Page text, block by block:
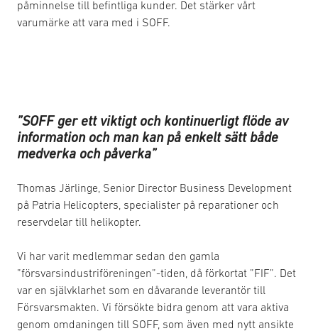
påminnelse till befintliga kunder. Det stärker vårt
varumärke att vara med i SOFF.
”SOFF ger ett viktigt och kontinuerligt flöde av
information och man kan på enkelt sätt både
medverka och påverka”
Thomas Järlinge, Senior Director Business Development
på Patria Helicopters, specialister på reparationer och
reservdelar till helikopter.
Vi har varit medlemmar sedan den gamla
”försvarsindustriföreningen”-tiden, då förkortat ”FIF”. Det
var en självklarhet som en dåvarande leverantör till
Försvarsmakten. Vi försökte bidra genom att vara aktiva
genom omdaningen till SOFF, som även med nytt ansikte